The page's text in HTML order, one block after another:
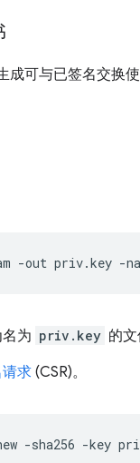
成可与已签名交换
-out priv.key -
为 priv.key 的文
求 (CSR)。
-sha256 -key